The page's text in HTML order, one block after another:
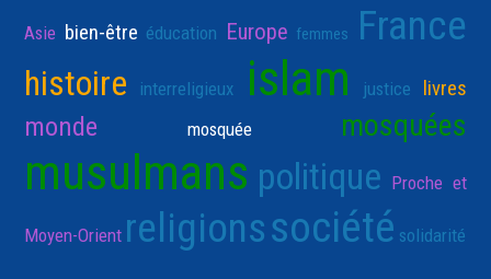
Asie bien-être éducation Europe femmes France
histoire interreligieux islam justice livres
monde mosquée mosquées
musulmans politique Proche et
Moyen-Orient religionssociété solidarité